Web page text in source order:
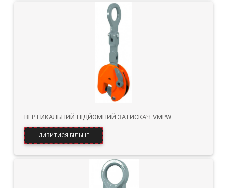
ВЕРТИКАЛЬНИЙ ПІДЙОМНИЙ ЗАТИСКАЧ VMPW
ДИВИТИСЯ БІЛЬШЕ